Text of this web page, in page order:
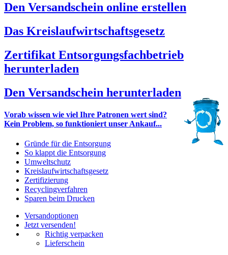
Den Versandschein online erstellen
Das Kreislaufwirtschaftsgesetz
Zertifikat Entsorgungsfachbetrieb
herunterladen
Den Versandschein herunterladen
Vorab wissen wie viel Ihre Patronen wert sind?
Kein Problem, so funktioniert unser Ankauf...
Gründe für die Entsorgung
So klappt die Entsorgung
Umweltschutz
Kreislaufwirtschaftsgesetz
Zertifizierung
Recyclingverfahren
Sparen beim Drucken
Versandoptionen
Jetzt versenden!
Richtig verpacken
Lieferschein